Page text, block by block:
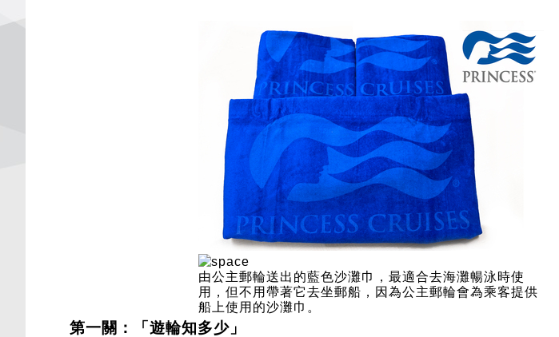
由公主郵輪送出的藍色沙灘巾，最適合去海灘暢泳時使
用，但不用帶著它去坐郵船，因為公主郵輪會為乘客提供
船上使用的沙灘巾。
第一關：「遊輪知多少」